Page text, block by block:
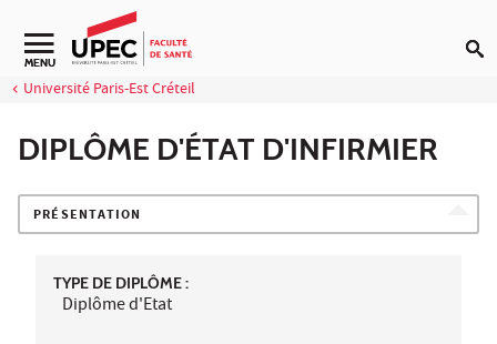
Aller au contenu
Navigation secondaire
MENU
Université Paris-Est Créteil
DIPLÔME D'ÉTAT D'INFIRMIER
PRÉSENTATION
TYPE DE DIPLÔME :
Diplôme d'Etat